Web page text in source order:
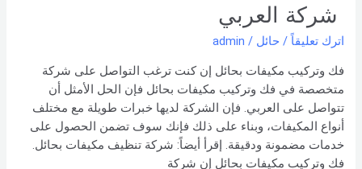
شركة العربي
اترك تعليقاً / حائل /
admin
فك وتركيب مكيفات بحائل إن كنت ترغب التواصل على شركة
متخصصة في فك وتركيب مكيفات بحائل فإن الحل الأمثل أن
تتواصل على العربي. فإن الشركة لديها خبرات طويلة مع مختلف
أنواع المكيفات، وبناء على ذلك فإنك سوف تضمن الحصول على
خدمات مضمونة ودقيقة. إقرأ أيضاً: شركة تنظيف مكيفات بحائل.
فك وتركيب مكيفات بحائل إن شركة
0551154864
اتصل
بنا –
شركة العربي